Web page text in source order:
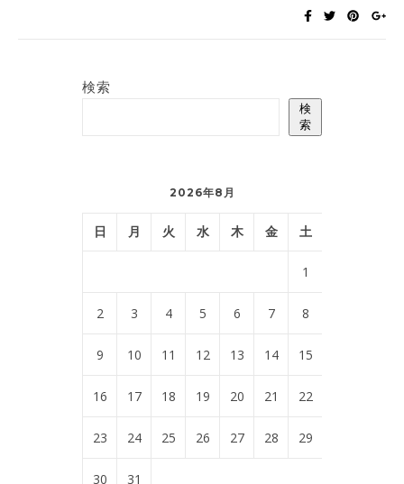
検索
検
索
2026年8月
日 月 火 水 木 金 土
1
2 3 4 5 6 7 8
9 10 11 12 13 14 15
16 17 18 19 20 21 22
23 24 25 26 27 28 29
30 31